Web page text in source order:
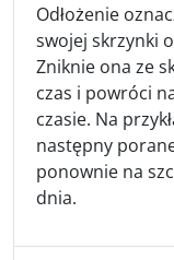
Odłożenie
swojej skrzynki
Zniknie ona ze
czas i powróci
czasie. Na
następny
ponownie na
dnia.